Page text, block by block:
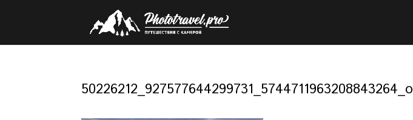
50226212_927577644299731_5744711963208843264_o